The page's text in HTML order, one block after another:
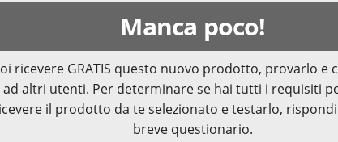
Manca poco!
ricevere GRATIS questo nuovo prodotto, provarlo e
ad altri utenti. Per determinare se hai tutti i requisiti
il prodotto da te selezionato e testarlo,
breve questionario.